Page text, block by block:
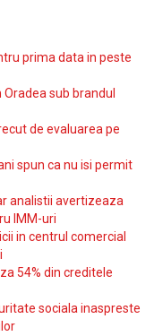
prima data in peste
sub brandul
de evaluarea pe
spun ca nu isi permit
analistii avertizeaza
IMM-uri
in centrul comercial
54% din creditele
sociala inaspreste